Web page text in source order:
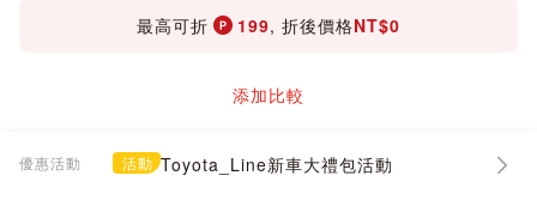
最高可折 199, 折後價格NT$0
添加比較
優惠活動 活動 Toyota_Line新車大禮包活動